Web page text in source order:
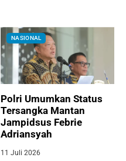
NASIONAL
Polri Umumkan Status
Tersangka Mantan
Jampidsus Febrie
Adriansyah
11 Juli 2026